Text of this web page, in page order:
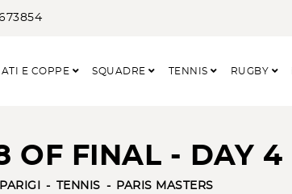
E COPPE SQUADRE TENNIS RUGBY
OF FINAL - DAY 4
PARIGI TENNIS PARIS MASTERS